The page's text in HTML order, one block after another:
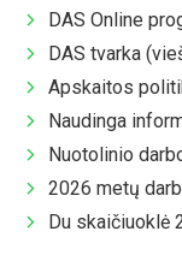
DAS Online
DAS tvarka
Apskaitos
Naudinga
Nuotolinio
2026 metų
Du skaičiuoklė